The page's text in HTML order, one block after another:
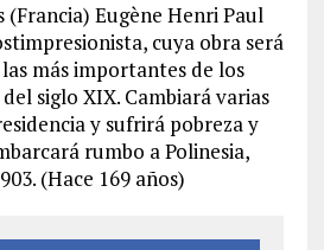
(Francia) Eugène Henri Paul
cuya obra será
más importantes de los
siglo XIX. Cambiará varias
y sufrirá pobreza y
rumbo a Polinesia,
(Hace 169 años)